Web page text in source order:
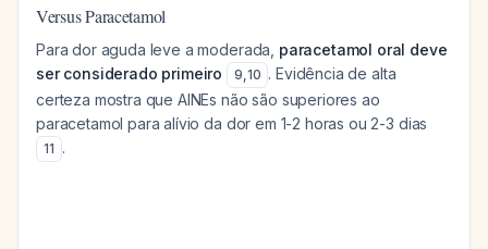
Versus Paracetamol
Para dor aguda leve a moderada, paracetamol oral deve
ser considerado primeiro
9,10 . Evidência de alta
certeza mostra que AINEs não são superiores ao
paracetamol para alívio da dor em 1-2 horas ou 2-3 dias
11 .